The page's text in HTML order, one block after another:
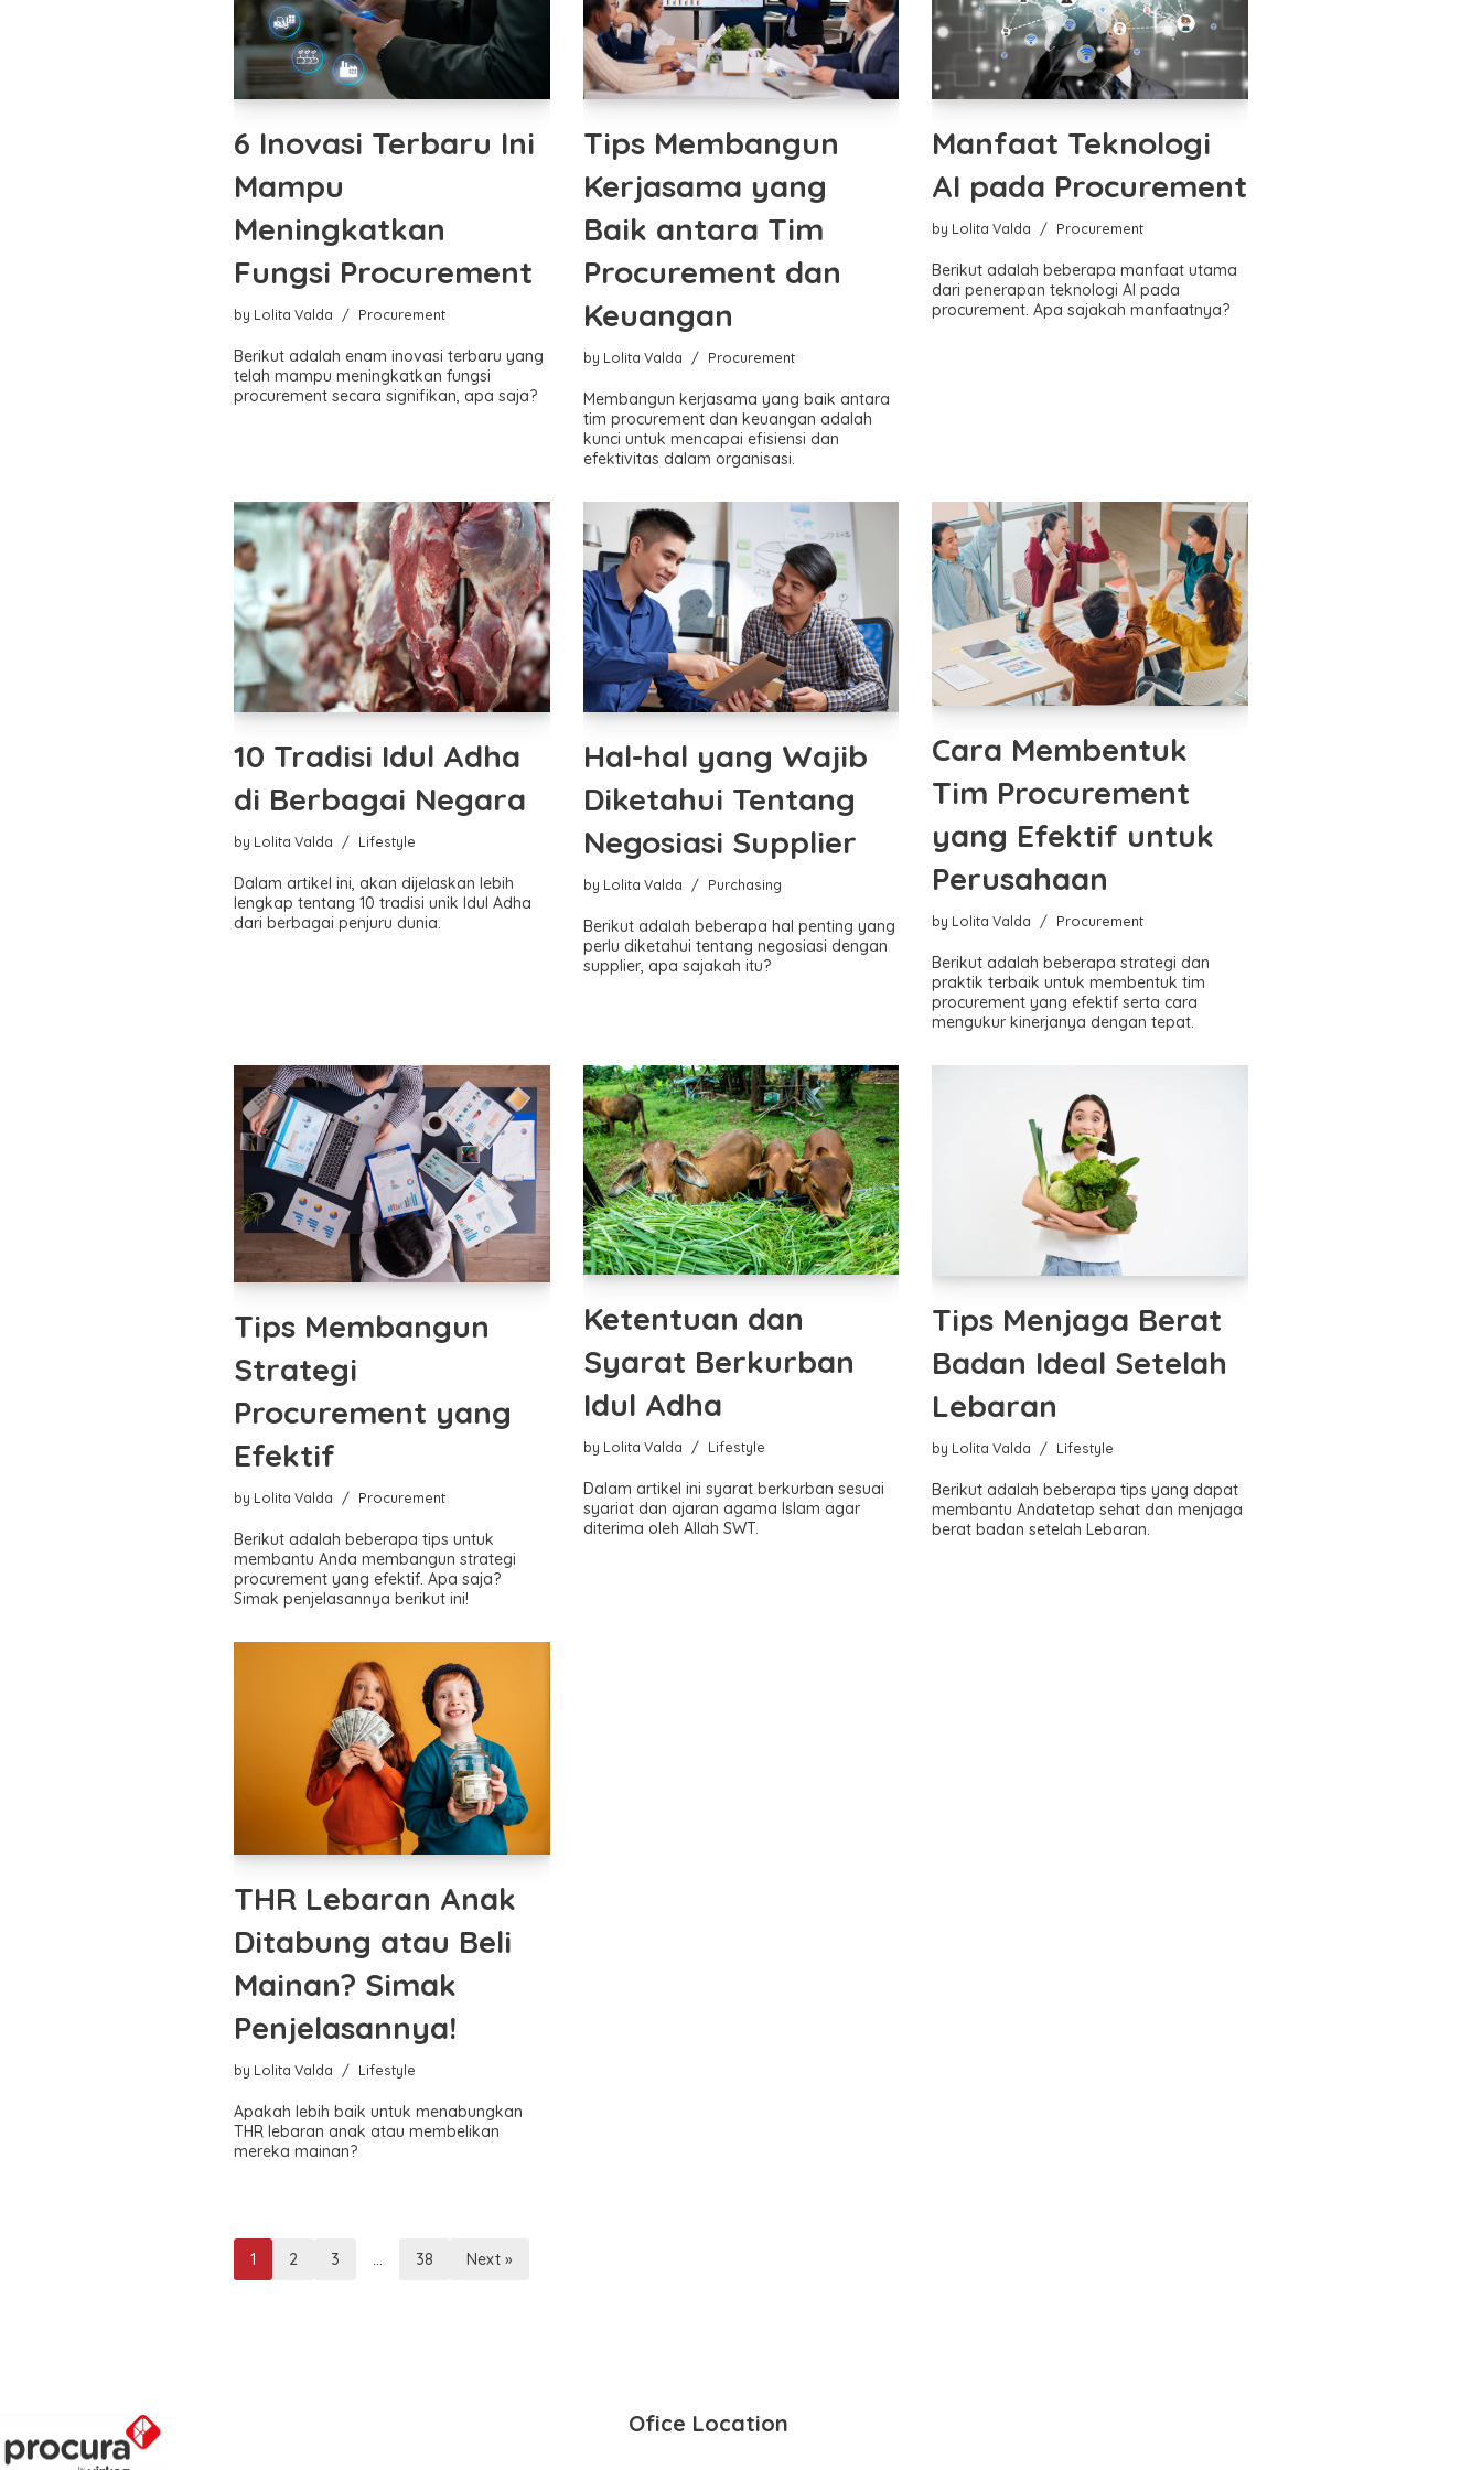
6 Inovasi Terbaru Ini
Mampu
Meningkatkan
Fungsi Procurement
by Lolita Valda Procurement
Berikut adalah enam inovasi terbaru yang
telah mampu meningkatkan fungsi
procurement secara signifikan, apa saja?
Tips Membangun
Kerjasama yang
Baik antara Tim
Procurement dan
Keuangan
by Lolita Valda Procurement
Membangun kerjasama yang baik antara
tim procurement dan keuangan adalah
kunci untuk mencapai efisiensi dan
efektivitas dalam organisasi.
Manfaat Teknologi
AI pada Procurement
by Lolita Valda Procurement
Berikut adalah beberapa manfaat utama
dari penerapan teknologi AI pada
procurement. Apa sajakah manfaatnya?
10 Tradisi Idul Adha
di Berbagai Negara
by Lolita Valda Lifestyle
Dalam artikel ini, akan dijelaskan lebih
lengkap tentang 10 tradisi unik Idul Adha
dari berbagai penjuru dunia.
Hal-hal yang Wajib
Diketahui Tentang
Negosiasi Supplier
by Lolita Valda Purchasing
Berikut adalah beberapa hal penting yang
perlu diketahui tentang negosiasi dengan
supplier, apa sajakah itu?
Cara Membentuk
Tim Procurement
yang Efektif untuk
Perusahaan
by Lolita Valda Procurement
Berikut adalah beberapa strategi dan
praktik terbaik untuk membentuk tim
procurement yang efektif serta cara
mengukur kinerjanya dengan tepat.
Tips Membangun
Strategi
Procurement yang
Efektif
by Lolita Valda Procurement
Berikut adalah beberapa tips untuk
membantu Anda membangun strategi
procurement yang efektif. Apa saja?
Simak penjelasannya berikut ini!
Ketentuan dan
Syarat Berkurban
Idul Adha
by Lolita Valda Lifestyle
Dalam artikel ini syarat berkurban sesuai
syariat dan ajaran agama Islam agar
diterima oleh Allah SWT.
Tips Menjaga Berat
Badan Ideal Setelah
Lebaran
by Lolita Valda Lifestyle
Berikut adalah beberapa tips yang dapat
membantu Andatetap sehat dan menjaga
berat badan setelah Lebaran.
THR Lebaran Anak
Ditabung atau Beli
Mainan? Simak
Penjelasannya!
by Lolita Valda Lifestyle
Apakah lebih baik untuk menabungkan
THR lebaran anak atau membelikan
mereka mainan?
1 2 3 … 38 Next »
Ofice Location